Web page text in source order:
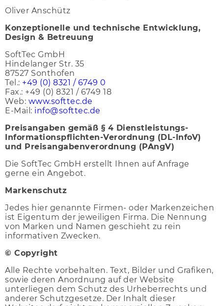
Oliver Anschütz
Konzeptionelle und technische Entwicklung,
Design & Betreuung
SoftTec GmbH
Hindelanger Str. 35
87527 Sonthofen
Tel.: +49 (0) 8321 / 6749 0
Fax.: +49 (0) 8321 / 6749 18
Web: www.softtec.de
E-Mail: info@softtec.de
Preisangaben gemäß § 4 Dienstleistungs-
Informationspflichten-Verordnung (DL-InfoV)
und Preisangabenverordnung (PAngV)
Die SoftTec GmbH erstellt Ihnen auf Anfrage
gerne ein Angebot.
Markenschutz
Jedes hier genannte Firmen- oder Markenzeichen
ist Eigentum der jeweiligen Firma. Die Nennung
von Marken und Namen geschieht zu rein
informativen Zwecken.
© Copyright
Alle Rechte vorbehalten. Text, Bilder und Grafiken,
sowie deren Anordnung auf der Website
unterliegen dem Schutz des Urheberrechts und
anderer Schutzgesetze. Der Inhalt dieser